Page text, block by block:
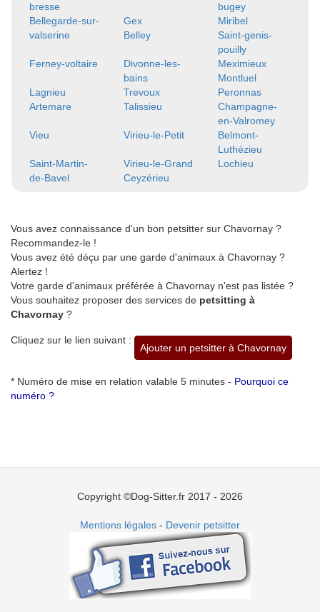
bresse
bugey
Bellegarde-sur-
valserine
Gex
Miribel
Belley
Saint-genis-
pouilly
Ferney-voltaire
Divonne-les-
bains
Meximieux
Montluel
Lagnieu
Trevoux
Peronnas
Artemare
Talissieu
Champagne-
en-Valromey
Vieu
Virieu-le-Petit
Belmont-
Luthézieu
Saint-Martin-
de-Bavel
Virieu-le-Grand
Lochieu
Ceyzérieu
Vous avez connaissance d'un bon petsitter sur Chavornay ?
Recommandez-le !
Vous avez été déçu par une garde d'animaux à Chavornay ?
Alertez !
Votre garde d'animaux préférée à Chavornay n'est pas listée ?
Vous souhaitez proposer des services de petsitting à
Chavornay ?
Cliquez sur le lien suivant :
Ajouter un petsitter à Chavornay
* Numéro de mise en relation valable 5 minutes - Pourquoi ce
numéro ?
Copyright ©Dog-Sitter.fr 2017 - 2026
Mentions légales - Devenir petsitter